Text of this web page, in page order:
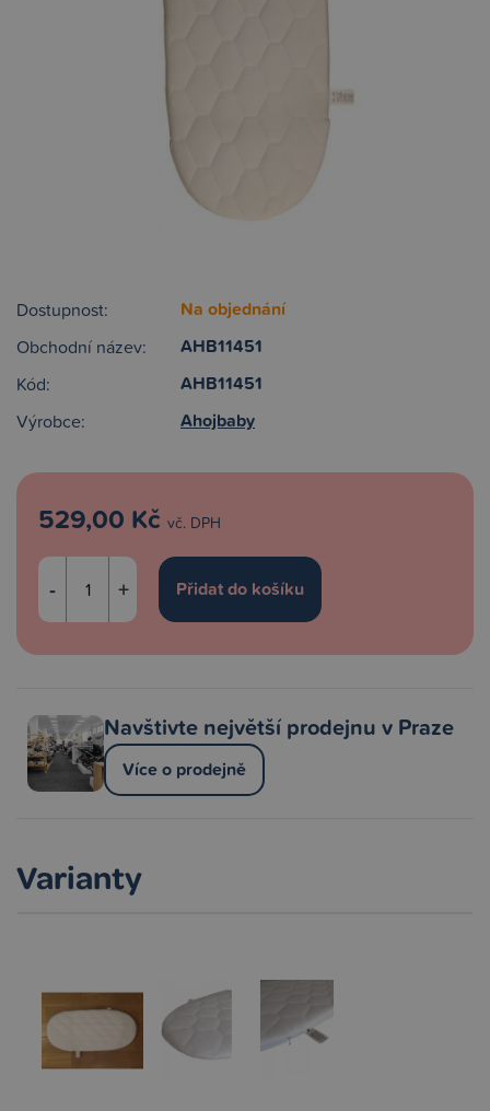
Dostupnost: Na objednání
Obchodní název: AHB11451
Kód: AHB11451
Výrobce: Ahojbaby
529,00 Kč vč. DPH
- +
Navštivte největší prodejnu v Praze
Více o prodejně
Varianty